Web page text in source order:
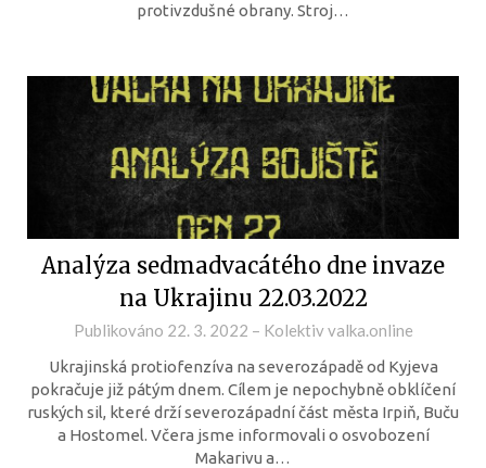
protivzdušné obrany. Stroj…
Analýza sedmadvacátého dne invaze
na Ukrajinu 22.03.2022
Publikováno 22. 3. 2022 – Kolektiv valka.online
Ukrajinská protiofenzíva na severozápadě od Kyjeva
pokračuje již pátým dnem. Cílem je nepochybně obklíčení
ruských sil, které drží severozápadní část města Irpiň, Buču
a Hostomel. Včera jsme informovali o osvobození
Makarivu a…